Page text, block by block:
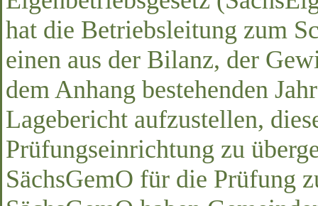
hat die Betriebsleitung zum
einen aus der Bilanz, der
dem Anhang bestehenden
Lagebericht aufzustellen,
Prüfungseinrichtung zu
SächsGemO für die Prüfung